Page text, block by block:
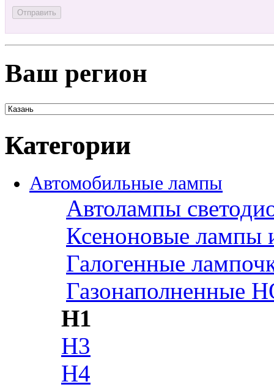
Ваш регион
Категории
Автомобильные лампы
Автолампы
Ксеноновые лампы
Галогенные
Газонаполненные
H1
H3
H4